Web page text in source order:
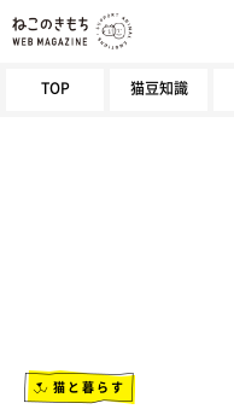
TOP 猫豆知識
猫と暮らす